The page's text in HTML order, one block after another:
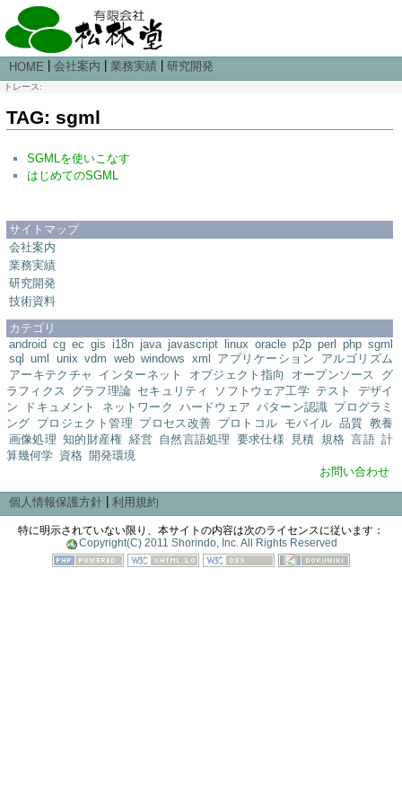
HOME 会社案内 業務実績| 研究開発
トレース:
TAG: sgml
SGMLを使いこなす
はじめてのSGML
サイトマップ
会社案内
業務実績
研究開発
技術資料
カテゴリ
android cg ec gis i18n java javascript linux oracle p2p perl php sgml
sql uml unix vdm web windows xml アプリケーション
アルゴリズム
アーキテクチャ
インターネット オブジェクト指向 オープンソース
グ
ラフィクス
グラフ理論 セキュリティ ソフトウェア工学 テスト
デザイ
ン
ドキュメント ネットワーク ハードウェア パターン認識 プログラミ
ング プロジェクト管理 プロセス改善 プロトコル モバイル 品質 教養
画像処理 知的財産権 経営 自然言語処理 要求仕様 見積 規格 言語 計
算幾何学 資格 開発環境
お問い合わせ
個人情報保護方針| 利用規約
特に明示されていない限り、本サイトの内容は次のライセンスに従います：
Copyright(C) 2011 Shorindo, Inc. All Rights Reserved